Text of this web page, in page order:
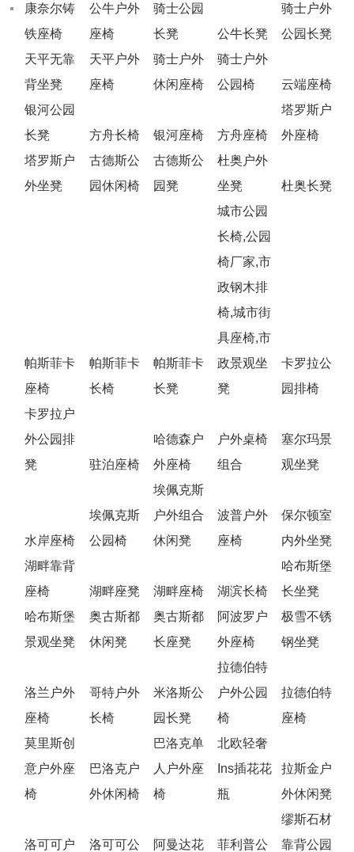
康奈尔铸
铁座椅
公牛户外
座椅
骑士公园
长凳
公牛长凳
骑士户外
公园长凳
天平无靠
背坐凳
天平户外
座椅
骑士户外
休闲座椅
骑士户外
公园椅
云端座椅
银河公园
长凳
方舟长椅 银河座椅 方舟座椅
塔罗斯户
外座椅
塔罗斯户
外坐凳
古德斯公
园休闲椅
古德斯公
园凳
杜奥户外
坐凳
杜奥长凳
帕斯菲卡
座椅
帕斯菲卡
长椅
帕斯菲卡
长凳
城市公园
长椅,公园
椅厂家,市
政钢木排
椅,城市街
具座椅,市
政景观坐
凳
卡罗拉公
园排椅
卡罗拉户
外公园排
凳
驻泊座椅
哈德森户
外座椅
户外桌椅
组合
塞尔玛景
观坐凳
水岸座椅
埃佩克斯
公园椅
埃佩克斯
户外组合
休闲凳
波普户外
座椅
保尔顿室
内外坐凳
湖畔靠背
座椅
湖畔座凳 湖畔座椅 湖滨长椅
哈布斯堡
长坐凳
哈布斯堡
景观坐凳
奥古斯都
休闲凳
奥古斯都
长座凳
阿波罗户
外座椅
极雪不锈
钢坐凳
洛兰户外
座椅
哥特户外
长椅
米洛斯公
园长凳
拉德伯特
户外公园
椅
拉德伯特
座椅
莫里斯创
意户外座
椅
巴洛克户
外休闲椅
巴洛克单
人户外座
椅
北欧轻奢
Ins插花花
瓶
拉斯金户
外休闲凳
洛可可户
洛可可公
阿曼达花
菲利普公
缪斯石材
靠背公园